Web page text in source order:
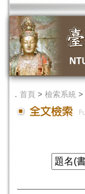
． 首頁 > 檢索系統 >